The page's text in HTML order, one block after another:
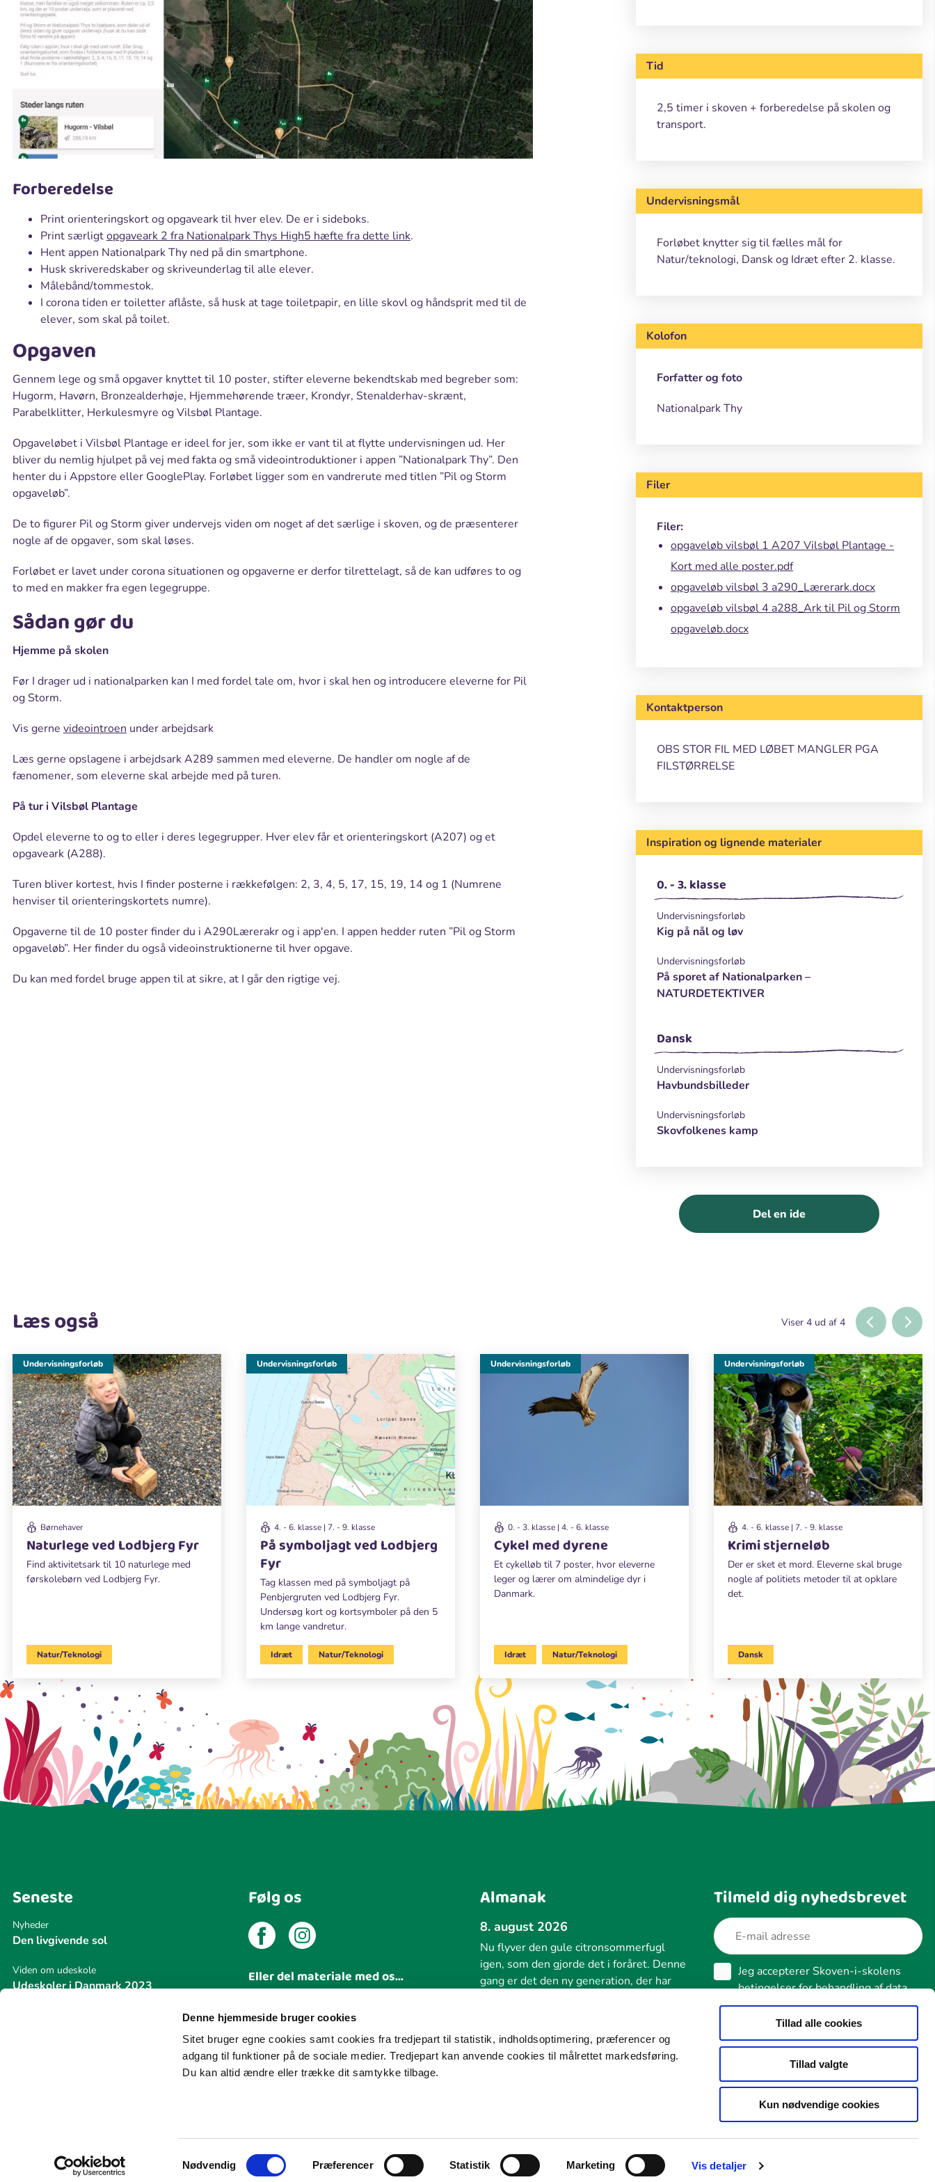
Denne hjemmeside bruger cookies
Sitet bruger egne cookies samt cookies fra tredjepart til statistik, indholdsoptimering, præferencer og
adgang til funktioner på de sociale medier. Tredjepart kan anvende cookies til målrettet markedsføring.
Du kan altid ændre eller trække dit samtykke tilbage.
Samtykkevalg
Nødvendig Præferencer Statistik Marketing Vis detaljer
Tillad alle cookies
Tillad valgte
Kun nødvendige cookies
Forberedelse
Print orienteringskort og opgaveark til hver elev. De er i sideboks.
Print særligtopgaveark 2 fra Nationalpark Thys High5 hæfte fra dette link.
Hent appen Nationalpark Thy ned på din smartphone.
Husk skriveredskaber og skriveunderlag til alle elever.
Målebånd/tommestok.
I corona tiden er toiletter aflåste, så husk at tage toiletpapir, en lille skovl og håndsprit med til de
elever, som skal på toilet.
Opgaven
Gennem lege og små opgaver knyttet til 10 poster, stifter eleverne bekendtskab med begreber som:
Hugorm, Havørn, Bronzealderhøje, Hjemmehørende træer, Krondyr, Stenalderhav-skrænt,
Parabelklitter, Herkulesmyre og Vilsbøl Plantage.
Opgaveløbet i Vilsbøl Plantage er ideel for jer, som ikke er vant til at flytte undervisningen ud. Her
bliver du nemlig hjulpet på vej med fakta og små videointroduktioner i appen ”Nationalpark Thy”. Den
henter du i Appstore eller GooglePlay. Forløbet ligger som en vandrerute med titlen ”Pil og Storm
opgaveløb”.
De to figurer Pil og Storm giver undervejs viden om noget af det særlige i skoven, og de præsenterer
nogle af de opgaver, som skal løses.
Forløbet er lavet under corona situationen og opgaverne er derfor tilrettelagt, så de kan udføres to og
to med en makker fra egen legegruppe.
Sådan gør du
Hjemme på skolen
Før I drager ud i nationalparken kan I med fordel tale om, hvor i skal hen og introducere eleverne for Pil
og Storm.
Vis gerne videointroen under arbejdsark
Læs gerne opslagene i arbejdsark A289 sammen med eleverne. De handler om nogle af de
fænomener, som eleverne skal arbejde med på turen.
På tur i Vilsbøl Plantage
Opdel eleverne to og to eller i deres legegrupper. Hver elev får et orienteringskort (A207) og et
opgaveark (A288).
Turen bliver kortest, hvis I finder posterne i rækkefølgen: 2, 3, 4, 5, 17, 15, 19, 14 og 1 (Numrene
henviser til orienteringskortets numre).
Opgaverne til de 10 poster finder du i A290Lærerakr og i app'en. I appen hedder ruten ”Pil og Storm
opgaveløb”. Her finder du også videoinstruktionerne til hver opgave.
Du kan med fordel bruge appen til at sikre, at I går den rigtige vej.
Tid
2,5 timer i skoven + forberedelse på skolen og
transport.
Undervisningsmål
Forløbet knytter sig til fælles mål for
Natur/teknologi, Dansk og Idræt efter 2. klasse.
Kolofon
Forfatter og foto
Nationalpark Thy
Filer
Filer:
opgaveløb vilsbøl 1 A207 Vilsbøl Plantage -
Kort med alle poster.pdf
opgaveløb vilsbøl 3 a290_Lærerark.docx
opgaveløb vilsbøl 4 a288_Ark til Pil og Storm
opgaveløb.docx
Kontaktperson
OBS STOR FIL MED LØBET MANGLER PGA
FILSTØRRELSE
Inspiration og lignende materialer
0. - 3. klasse
Undervisningsforløb
Kig på nål og løv
Undervisningsforløb
På sporet af Nationalparken –
NATURDETEKTIVER
Dansk
Undervisningsforløb
Havbundsbilleder
Undervisningsforløb
Skovfolkenes kamp
Del en ide
Læs også Viser 4ud af 4
Børnehaver
Naturlege ved Lodbjerg Fyr
Find aktivitetsark til 10 naturlege med
førskolebørn ved Lodbjerg Fyr.
Undervisningsforløb
Natur/Teknologi
4. - 6. klasse | 7. - 9. klasse
På symboljagt ved Lodbjerg
Fyr
Tag klassen med på symboljagt på
Penbjergruten ved Lodbjerg Fyr.
Undersøg kort og kortsymboler på den 5
km lange vandretur.
Undervisningsforløb
Idræt Natur/Teknologi
0. - 3. klasse | 4. - 6. klasse
Cykel med dyrene
Et cykelløb til 7 poster, hvor eleverne
leger og lærer om almindelige dyr i
Danmark.
Undervisningsforløb
Idræt Natur/Teknologi
4. - 6. klasse | 7. - 9. klasse
Krimi stjerneløb
Der er sket et mord. Eleverne skal bruge
nogle af politiets metoder til at opklare
det.
Undervisningsforløb
Dansk
Seneste
Nyheder
Den livgivende sol
Viden om udeskole
Udeskoler i Danmark 2023
Følg os
Eller del materiale med os...
Del din idé
Almanak
8. august 2026
Nu flyver den gule citronsommerfugl
igen, som den gjorde det i foråret. Denne
gang er det den ny generation, der har
Forrige Næste
Tilmeld dig nyhedsbrevet
Jeg accepterer Skoven-i-skolens
betingelser for behandling af data
Læs vores cookie- og datapolitik
Ledreborg Alle 2A, 4320 Lejre Tilgængelighed